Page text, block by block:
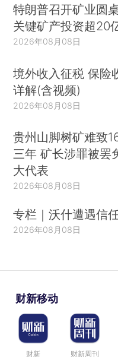
特朗普召开矿业圆
关键矿产投资超20
2026年08月08日
境外收入征税 保险
详解(含视频)
2026年08月08日
贵州山脚树矿难致
三年 矿长涉罪被罢
大代表
2026年08月08日
专栏｜沃什遭遇信
2026年08月08日
财新移动
财新 财新周刊